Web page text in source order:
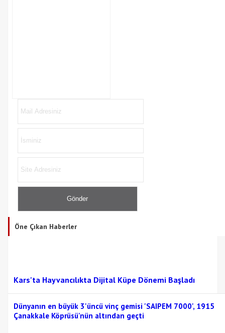
Öne Çıkan Haberler
Kars'ta Hayvancılıkta Dijital Küpe Dönemi Başladı
Dünyanın en büyük 3'üncü vinç gemisi 'SAIPEM 7000', 1915
Çanakkale Köprüsü'nün altından geçti